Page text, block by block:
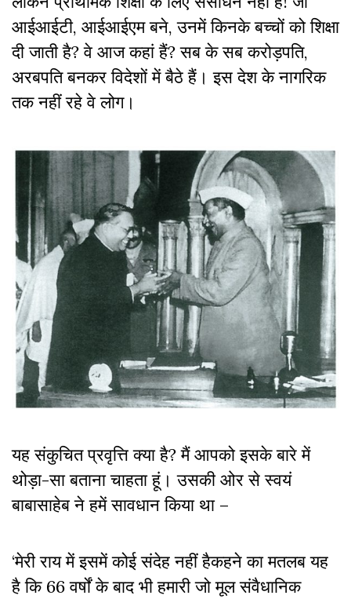
आईआईटी, आईआईएम बने, उनमें किनके बच्चों को शिक्षा
दी जाती है? वे आज कहां हैं? सब के सब करोड़पति,
अरबपति बनकर विदेशों में बैठे हैं। इस देश के नागरिक
तक नहीं रहे वे लोग।
यह संकुचित प्रवृत्ति क्या है? मैं आपको इसके बारे में
थोड़ा-सा बताना चाहता हूं। उसकी ओर से स्वयं
बाबासाहेब ने हमें सावधान किया था –
‘मेरी राय में इसमें कोई संदेह नहीं हैकहने का मतलब यह
है कि 66 वर्षों के बाद भी हमारी जो मूल संवैधानिक